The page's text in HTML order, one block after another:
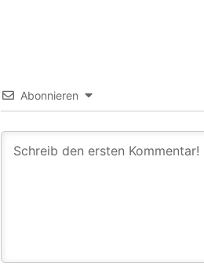
Abonnieren